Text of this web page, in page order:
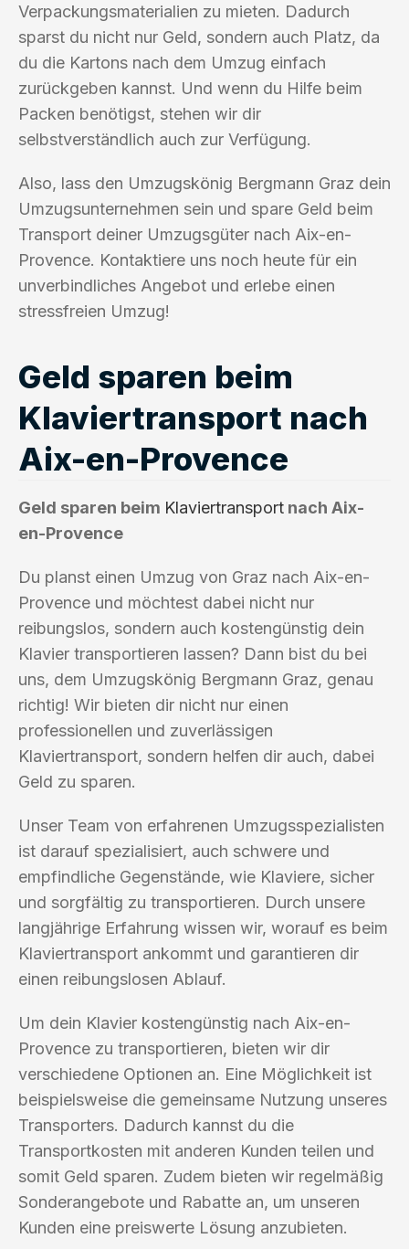
Verpackungsmaterialien zu mieten. Dadurch
sparst du nicht nur Geld, sondern auch Platz, da
du die Kartons nach dem Umzug einfach
zurückgeben kannst. Und wenn du Hilfe beim
Packen benötigst, stehen wir dir
selbstverständlich auch zur Verfügung.
Also, lass den Umzugskönig Bergmann Graz dein
Umzugsunternehmen sein und spare Geld beim
Transport deiner Umzugsgüter nach Aix-en-
Provence. Kontaktiere uns noch heute für ein
unverbindliches Angebot und erlebe einen
stressfreien Umzug!
Geld sparen beim
Klaviertransport nach
Aix-en-Provence
Geld sparen beim Klaviertransport nach Aix-
en-Provence
Du planst einen Umzug von Graz nach Aix-en-
Provence und möchtest dabei nicht nur
reibungslos, sondern auch kostengünstig dein
Klavier transportieren lassen? Dann bist du bei
uns, dem Umzugskönig Bergmann Graz, genau
richtig! Wir bieten dir nicht nur einen
professionellen und zuverlässigen
Klaviertransport, sondern helfen dir auch, dabei
Geld zu sparen.
Unser Team von erfahrenen Umzugsspezialisten
ist darauf spezialisiert, auch schwere und
empfindliche Gegenstände, wie Klaviere, sicher
und sorgfältig zu transportieren. Durch unsere
langjährige Erfahrung wissen wir, worauf es beim
Klaviertransport ankommt und garantieren dir
einen reibungslosen Ablauf.
Um dein Klavier kostengünstig nach Aix-en-
Provence zu transportieren, bieten wir dir
verschiedene Optionen an. Eine Möglichkeit ist
beispielsweise die gemeinsame Nutzung unseres
Transporters. Dadurch kannst du die
Transportkosten mit anderen Kunden teilen und
somit Geld sparen. Zudem bieten wir regelmäßig
Sonderangebote und Rabatte an, um unseren
Kunden eine preiswerte Lösung anzubieten.